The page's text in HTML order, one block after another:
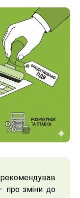
про зміни до